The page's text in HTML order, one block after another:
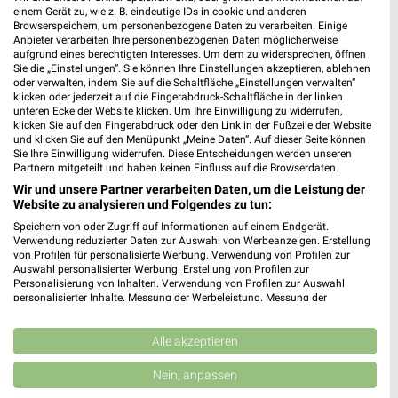
42,8 km
Angebote ab 08.08.
Gültig bis Fr. 14.08.
Büro Spezial
Gültig bis Fr. 14.08.
XXXLutz XXXLutz
einem Gerät zu, wie z. B. eindeutige IDs in cookie und anderen
Browserspeichern, um personenbezogene Daten zu verarbeiten. Einige
Anbieter verarbeiten Ihre personenbezogenen Daten möglicherweise
aufgrund eines berechtigten Interesses. Um dem zu widersprechen, öffnen
Sie die „Einstellungen“. Sie können Ihre Einstellungen akzeptieren, ablehnen
oder verwalten, indem Sie auf die Schaltfläche „Einstellungen verwalten“
klicken oder jederzeit auf die Fingerabdruck-Schaltfläche in der linken
unteren Ecke der Website klicken. Um Ihre Einwilligung zu widerrufen,
klicken Sie auf den Fingerabdruck oder den Link in der Fußzeile der Website
und klicken Sie auf den Menüpunkt „Meine Daten“. Auf dieser Seite können
Sie Ihre Einwilligung widerrufen. Diese Entscheidungen werden unseren
Partnern mitgeteilt und haben keinen Einfluss auf die Browserdaten.
Wir und unsere Partner verarbeiten Daten, um die Leistung der
Website zu analysieren und Folgendes zu tun:
Speichern von oder Zugriff auf Informationen auf einem Endgerät.
Verwendung reduzierter Daten zur Auswahl von Werbeanzeigen. Erstellung
von Profilen für personalisierte Werbung. Verwendung von Profilen zur
Auswahl personalisierter Werbung. Erstellung von Profilen zur
Personalisierung von Inhalten. Verwendung von Profilen zur Auswahl
personalisierter Inhalte. Messung der Werbeleistung. Messung der
Kombinationen von Daten aus verschiedenen Quellen. Entwicklung und
Verbesserung der Angebote. Verwendung reduzierter Daten zur Auswahl
von Inhalten.
Daten können außerhalb der Europäischen Union weitergegeben und in die
Alle akzeptieren
Nein, anpassen